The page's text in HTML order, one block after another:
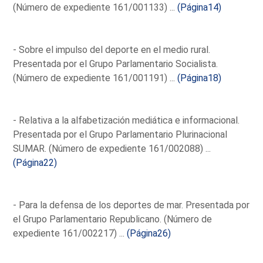
(Número de expediente 161/001133) ...(Página14)
- Sobre el impulso del deporte en el medio rural.
Presentada por el Grupo Parlamentario Socialista.
(Número de expediente 161/001191) ...(Página18)
- Relativa a la alfabetización mediática e informacional.
Presentada por el Grupo Parlamentario Plurinacional
SUMAR. (Número de expediente 161/002088) ...
(Página22)
- Para la defensa de los deportes de mar. Presentada por
el Grupo Parlamentario Republicano. (Número de
expediente 161/002217) ...(Página26)